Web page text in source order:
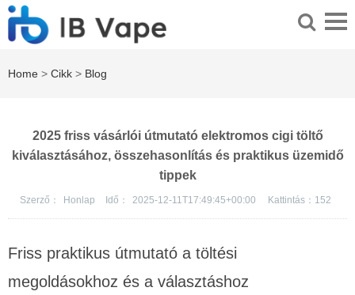
Home > Cikk > Blog
2025 friss vásárlói útmutató elektromos cigi töltő
kiválasztásához, összehasonlítás és praktikus üzemidő
tippek
Szerző： Honlap Idő： 2025-12-11T17:49:45+00:00 Kattintás： 152
Friss praktikus útmutató a töltési
megoldásokhoz és a választáshoz